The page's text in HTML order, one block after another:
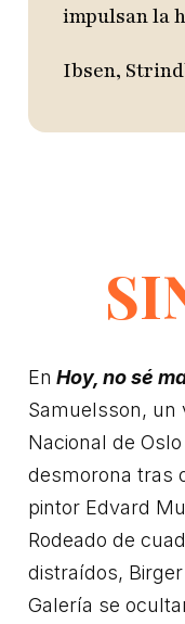
impulsan la
Ibsen,
En Hoy, no sé
Samuelsson, un
Nacional de
desmorona tras
pintor Edvard
Rodeado de
distraídos,
Galería se